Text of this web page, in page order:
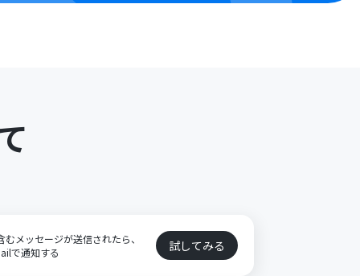
メッセージが送信されたら、
で通知する
試してみる